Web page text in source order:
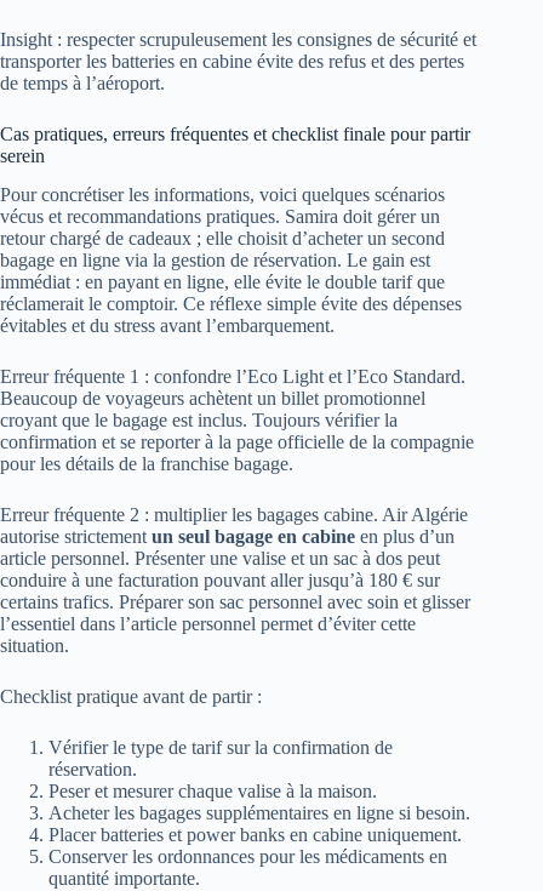
Insight : respecter scrupuleusement les consignes de sécurité et
transporter les batteries en cabine évite des refus et des pertes
de temps à l’aéroport.
Cas pratiques, erreurs fréquentes et checklist finale pour partir
serein
Pour concrétiser les informations, voici quelques scénarios
vécus et recommandations pratiques. Samira doit gérer un
retour chargé de cadeaux ; elle choisit d’acheter un second
bagage en ligne via la gestion de réservation. Le gain est
immédiat : en payant en ligne, elle évite le double tarif que
réclamerait le comptoir. Ce réflexe simple évite des dépenses
évitables et du stress avant l’embarquement.
Erreur fréquente 1 : confondre l’Eco Light et l’Eco Standard.
Beaucoup de voyageurs achètent un billet promotionnel
croyant que le bagage est inclus. Toujours vérifier la
confirmation et se reporter à la page officielle de la compagnie
pour les détails de la franchise bagage.
Erreur fréquente 2 : multiplier les bagages cabine. Air Algérie
autorise strictement un seul bagage en cabine en plus d’un
article personnel. Présenter une valise et un sac à dos peut
conduire à une facturation pouvant aller jusqu’à 180 € sur
certains trafics. Préparer son sac personnel avec soin et glisser
l’essentiel dans l’article personnel permet d’éviter cette
situation.
Checklist pratique avant de partir :
Vérifier le type de tarif sur la confirmation de
réservation.
Peser et mesurer chaque valise à la maison.
Acheter les bagages supplémentaires en ligne si besoin.
Placer batteries et power banks en cabine uniquement.
Conserver les ordonnances pour les médicaments en
quantité importante.